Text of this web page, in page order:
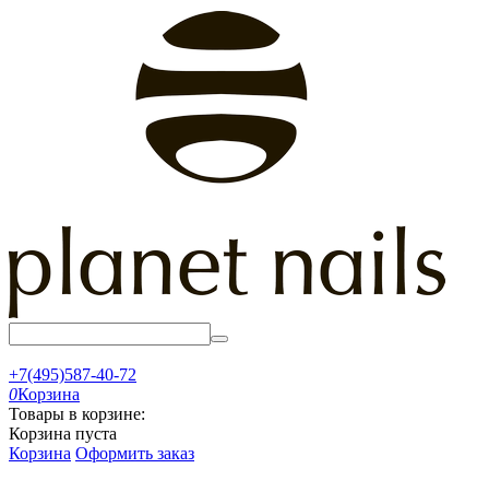
+7(495)587-40-72
0Корзина
Товары в корзине:
Корзина пуста
Корзина Оформить заказ